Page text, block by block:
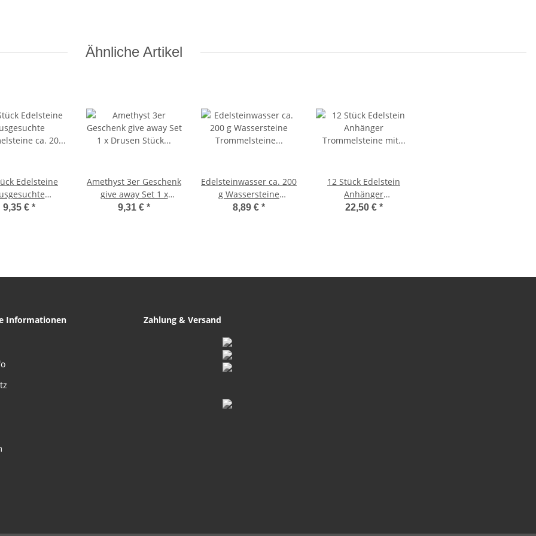
Ähnliche Artikel
Edelsteine
ca. 20 -
9,35 € *
Amethyst 3er Geschenk
give away Set 1 x
Drusen Stück 1 x
9,31 € *
Edelsteinwasser ca. 200
g Wassersteine
Trommelsteine poliert
8,89 € *
12 Stück Edelstein
Anhänger
Trommelsteine mit
22,50 € *
Informationen Zahlung & Versand